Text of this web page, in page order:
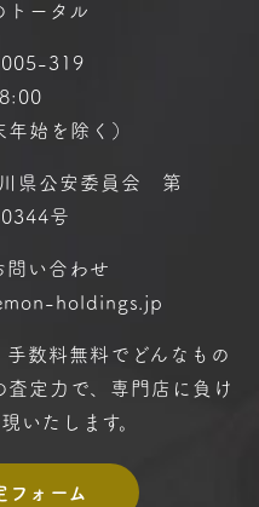
トータル
319
年始を除く）
県公安委員会 第
号
問い合わせ
holdings.jp
手数料無料で どんなもの
査定力で、専門店に 負け
いたします。
フォーム